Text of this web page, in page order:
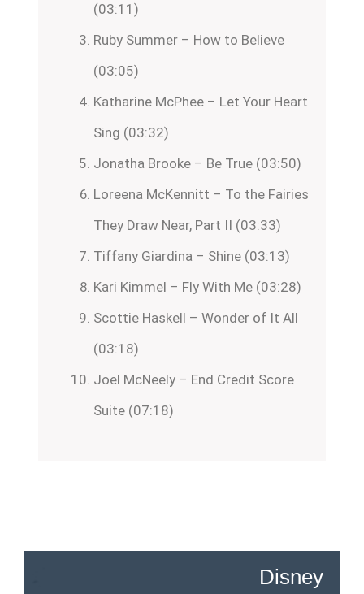
(03:11)
Ruby Summer – How to Believe
(03:05)
Katharine McPhee – Let Your Heart
Sing (03:32)
Jonatha Brooke – Be True (03:50)
Loreena McKennitt – To the Fairies
They Draw Near, Part II (03:33)
Tiffany Giardina – Shine (03:13)
Kari Kimmel – Fly With Me (03:28)
Scottie Haskell – Wonder of It All
(03:18)
Joel McNeely – End Credit Score
Suite (07:18)
Disney